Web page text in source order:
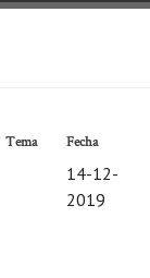
Tema Fecha
14-12-
2019